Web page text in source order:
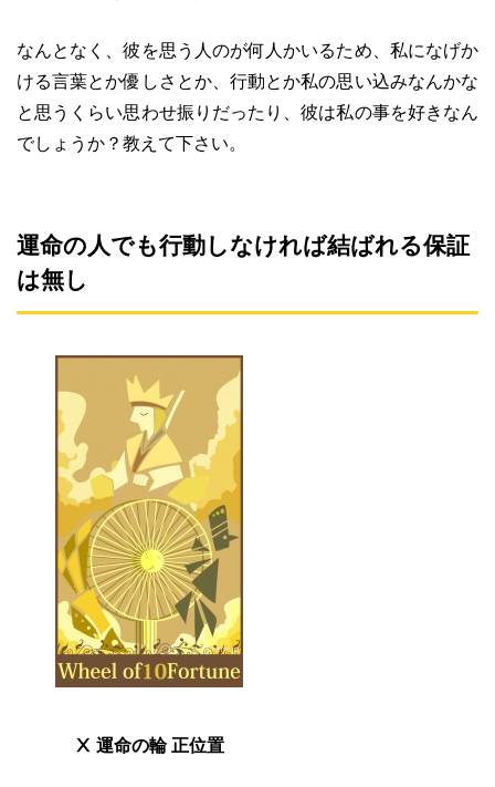
なんとなく、彼を思う人のが何人かいるため、私になげか
ける言葉とか優しさとか、行動とか私の思い込みなんかな
と思うくらい思わせ振りだったり、彼は私の事を好きなん
でしょうか？教えて下さい。
運命の人でも行動しなければ結ばれる保証
は無し
Ⅹ 運命の輪 正位置